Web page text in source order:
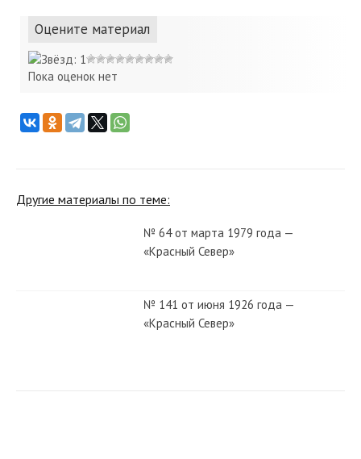
Оцените материал
Пока оценок нет
Другие материалы по теме:
№ 64 от марта 1979 года —
«Красный Север»
№ 141 от июня 1926 года —
«Красный Север»